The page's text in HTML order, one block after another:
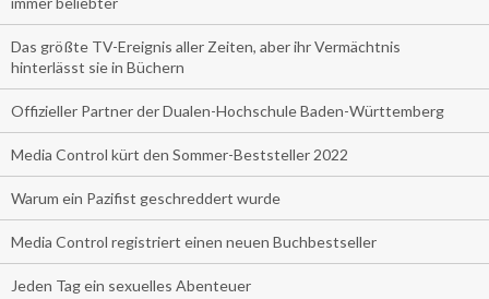
Das größte TV-Ereignis aller Zeiten, aber ihr Vermächtnis
hinterlässt sie in Büchern
Offizieller Partner der Dualen-Hochschule Baden-Württemberg
Media Control kürt den Sommer-Beststeller 2022
Warum ein Pazifist geschreddert wurde
Media Control registriert einen neuen Buchbestseller
Jeden Tag ein sexuelles Abenteuer